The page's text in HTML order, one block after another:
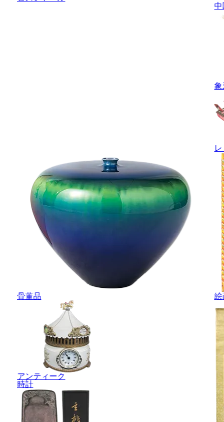
中
象
骨董品
アンティーク
時計
絵